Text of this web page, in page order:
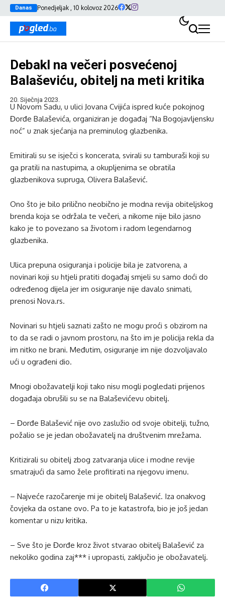
Danas Ponedjeljak , 10 kolovoz 2026
Debakl na večeri posvećenoj
Balaševiću, obitelj na meti kritika
20. Siječnja 2023.
U Novom Sadu, u ulici Jovana Cvijića ispred kuće pokojnog
Đorđe Balaševića, organiziran je događaj “Na Bogojavljensku
noć” u znak sjećanja na preminulog glazbenika.
Emitirali su se isječci s koncerata, svirali su tamburaši koji su
ga pratili na nastupima, a okupljenima se obratila
glazbenikova supruga, Olivera Balašević.
Ono što je bilo prilično neobično je modna revija obiteljskog
brenda koja se održala te večeri, a nikome nije bilo jasno
kako je to povezano sa životom i radom legendarnog
glazbenika.
Ulica prepuna osiguranja i policije bila je zatvorena, a
novinari koji su htjeli pratiti događaj smjeli su samo doći do
određenog dijela jer im osiguranje nije davalo snimati,
prenosi Nova.rs.
Novinari su htjeli saznati zašto ne mogu proći s obzirom na
to da se radi o javnom prostoru, na što im je policija rekla da
im nitko ne brani. Međutim, osiguranje im nije dozvoljavalo
ući u ograđeni dio.
Mnogi obožavatelji koji tako nisu mogli pogledati prijenos
događaja obrušili su se na Balaševićevu obitelj.
– Đorđe Balašević nije ovo zaslužio od svoje obitelji, tužno,
požalio se je jedan obožavatelj na društvenim mrežama.
Kritizirali su obitelj zbog zatvaranja ulice i modne revije
smatrajući da samo žele profitirati na njegovu imenu.
– Najveće razočarenje mi je obitelj Balašević. Iza onakvog
čovjeka da ostane ovo. Pa to je katastrofa, bio je još jedan
komentar u nizu kritika.
– Sve što je Đorđe kroz život stvarao obitelj Balašević za
nekoliko godina zaj*** i upropasti, zaključio je obožavatelj.